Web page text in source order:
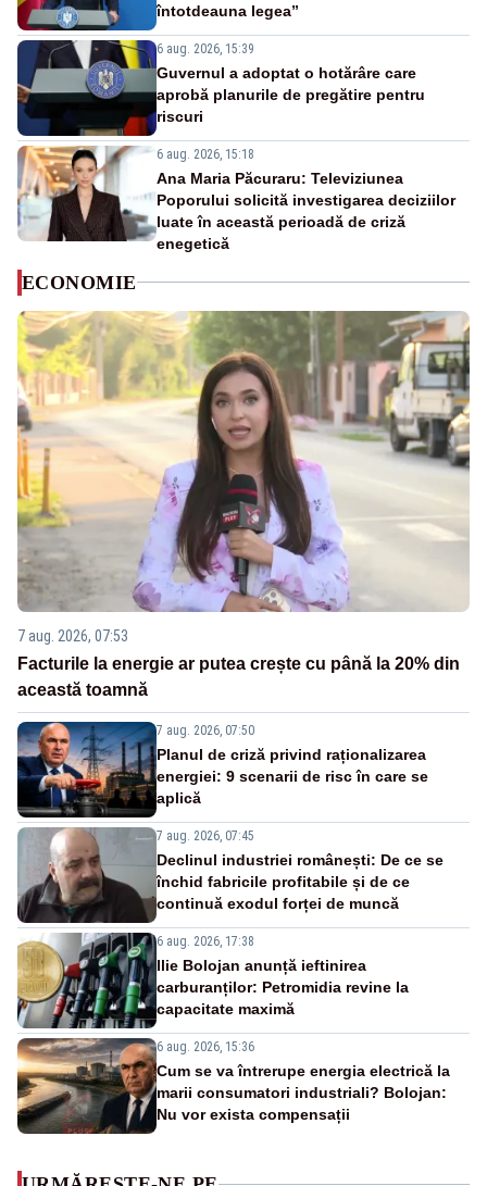
întotdeauna legea”
6 aug. 2026, 15:39
Guvernul a adoptat o hotărâre care
aprobă planurile de pregătire pentru
riscuri
6 aug. 2026, 15:18
Ana Maria Păcuraru: Televiziunea
Poporului solicită investigarea deciziilor
luate în această perioadă de criză
enegetică
ECONOMIE
7 aug. 2026, 07:53
Facturile la energie ar putea crește cu până la 20% din
această toamnă
7 aug. 2026, 07:50
Planul de criză privind raționalizarea
energiei: 9 scenarii de risc în care se
aplică
7 aug. 2026, 07:45
Declinul industriei românești: De ce se
închid fabricile profitabile și de ce
continuă exodul forței de muncă
6 aug. 2026, 17:38
Ilie Bolojan anunță ieftinirea
carburanților: Petromidia revine la
capacitate maximă
6 aug. 2026, 15:36
Cum se va întrerupe energia electrică la
marii consumatori industriali? Bolojan:
Nu vor exista compensații